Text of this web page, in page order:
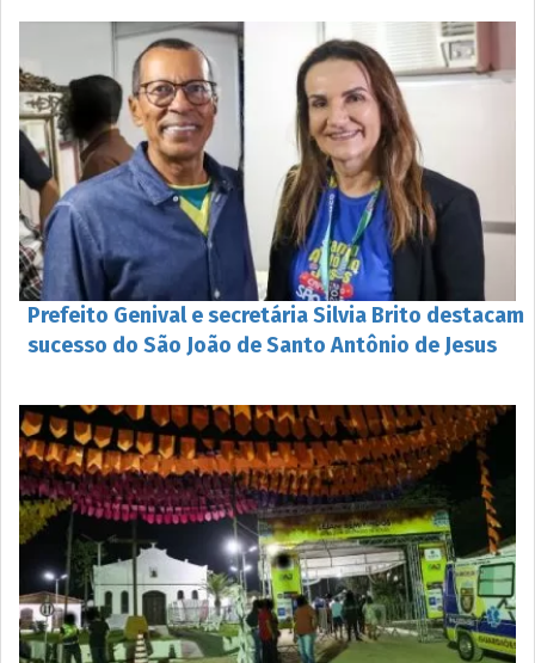
Prefeito Genival e secretária Silvia Brito destacam
sucesso do São João de Santo Antônio de Jesus